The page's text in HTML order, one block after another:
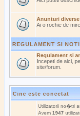
Anunturi diverse
Ai o rochie de
REGULAMENT SI
Regulament si
Incepeti de aici,
site/forum.
Cine este conectat
Utilizatorii no�tri
Avem 1947